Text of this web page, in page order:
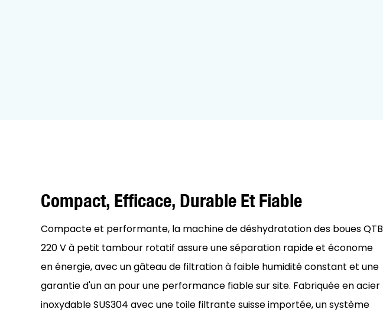
Compact, Efficace, Durable Et Fiable
Compacte et performante, la machine de déshydratation des boues QTB
220 V à petit tambour rotatif assure une séparation rapide et économe
en énergie, avec un gâteau de filtration à faible humidité constant et une
garantie d'un an pour une performance fiable sur site. Fabriquée en acier
inoxydable SUS304 avec une toile filtrante suisse importée, un système